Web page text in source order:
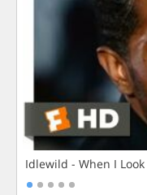
Idlewild - When I